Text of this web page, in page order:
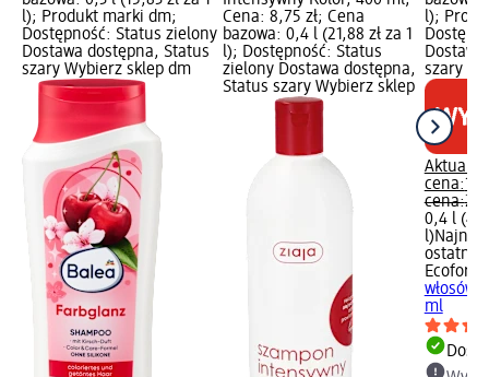
l); Produkt marki dm;
Dostępność: Status zielony
Dostawa dostępna, Status
szary Wybierz sklep dm
Cena: 8,75 zł; Cena
bazowa: 0,4 l (21,88 zł za 1
l); Dostępność: Status
zielony Dostawa dostępna,
Status szary Wybierz sklep
l);
szary
Aktualna
cena:
cena:
0,4 l
l)
Ecoforia
włosów
ml